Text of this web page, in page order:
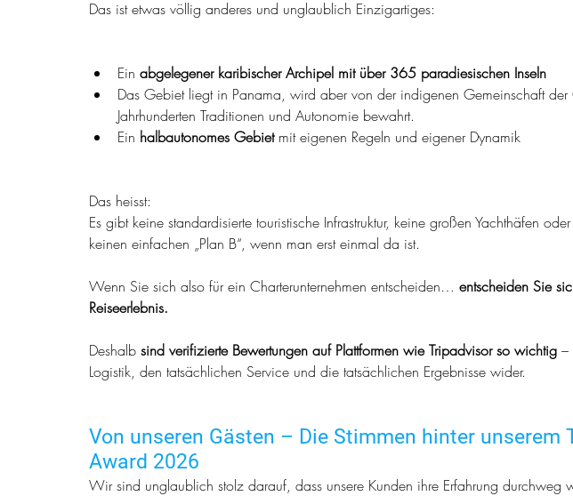
Das ist etwas völlig anderes und unglaublich Einzigartiges:
Ein abgelegener karibischer Archipel mit über 365 paradiesischen Inseln
Das Gebiet liegt in Panama, wird aber von der indigenen Gemeinschaft
Jahrhunderten Traditionen und Autonomie bewahrt.
Ein halbautonomes Gebiet mit eigenen Regeln und eigener Dynamik
Das heisst:
Es gibt keine standardisierte touristische Infrastruktur, keine großen Yachthäfen
keinen einfachen „Plan B“, wenn man erst einmal da ist.
Wenn Sie sich also für ein Charterunternehmen entscheiden… entscheiden Sie
Reiseerlebnis.
Deshalb sind verifizierte Bewertungen auf Plattformen wie Tripadvisor so wichtig –
Logistik, den tatsächlichen Service und die tatsächlichen Ergebnisse wider.
Von unseren Gästen – Die Stimmen hinter unserem
Award 2026
Wir sind unglaublich stolz darauf, dass unsere Kunden ihre Erfahrung durchweg